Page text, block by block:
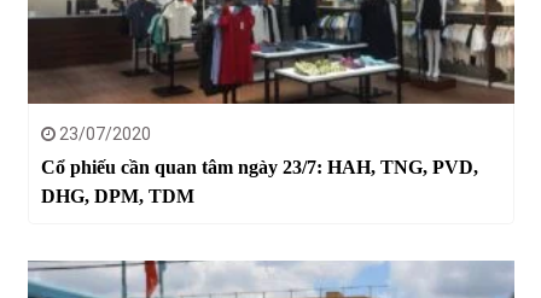
23/07/2020
Cổ phiếu cần quan tâm ngày 23/7: HAH, TNG, PVD,
DHG, DPM, TDM